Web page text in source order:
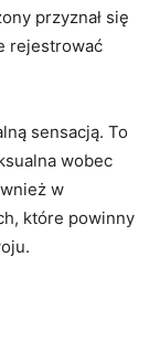
przyznał się
rejestrować
sensacją. To
wobec
w
które powinny